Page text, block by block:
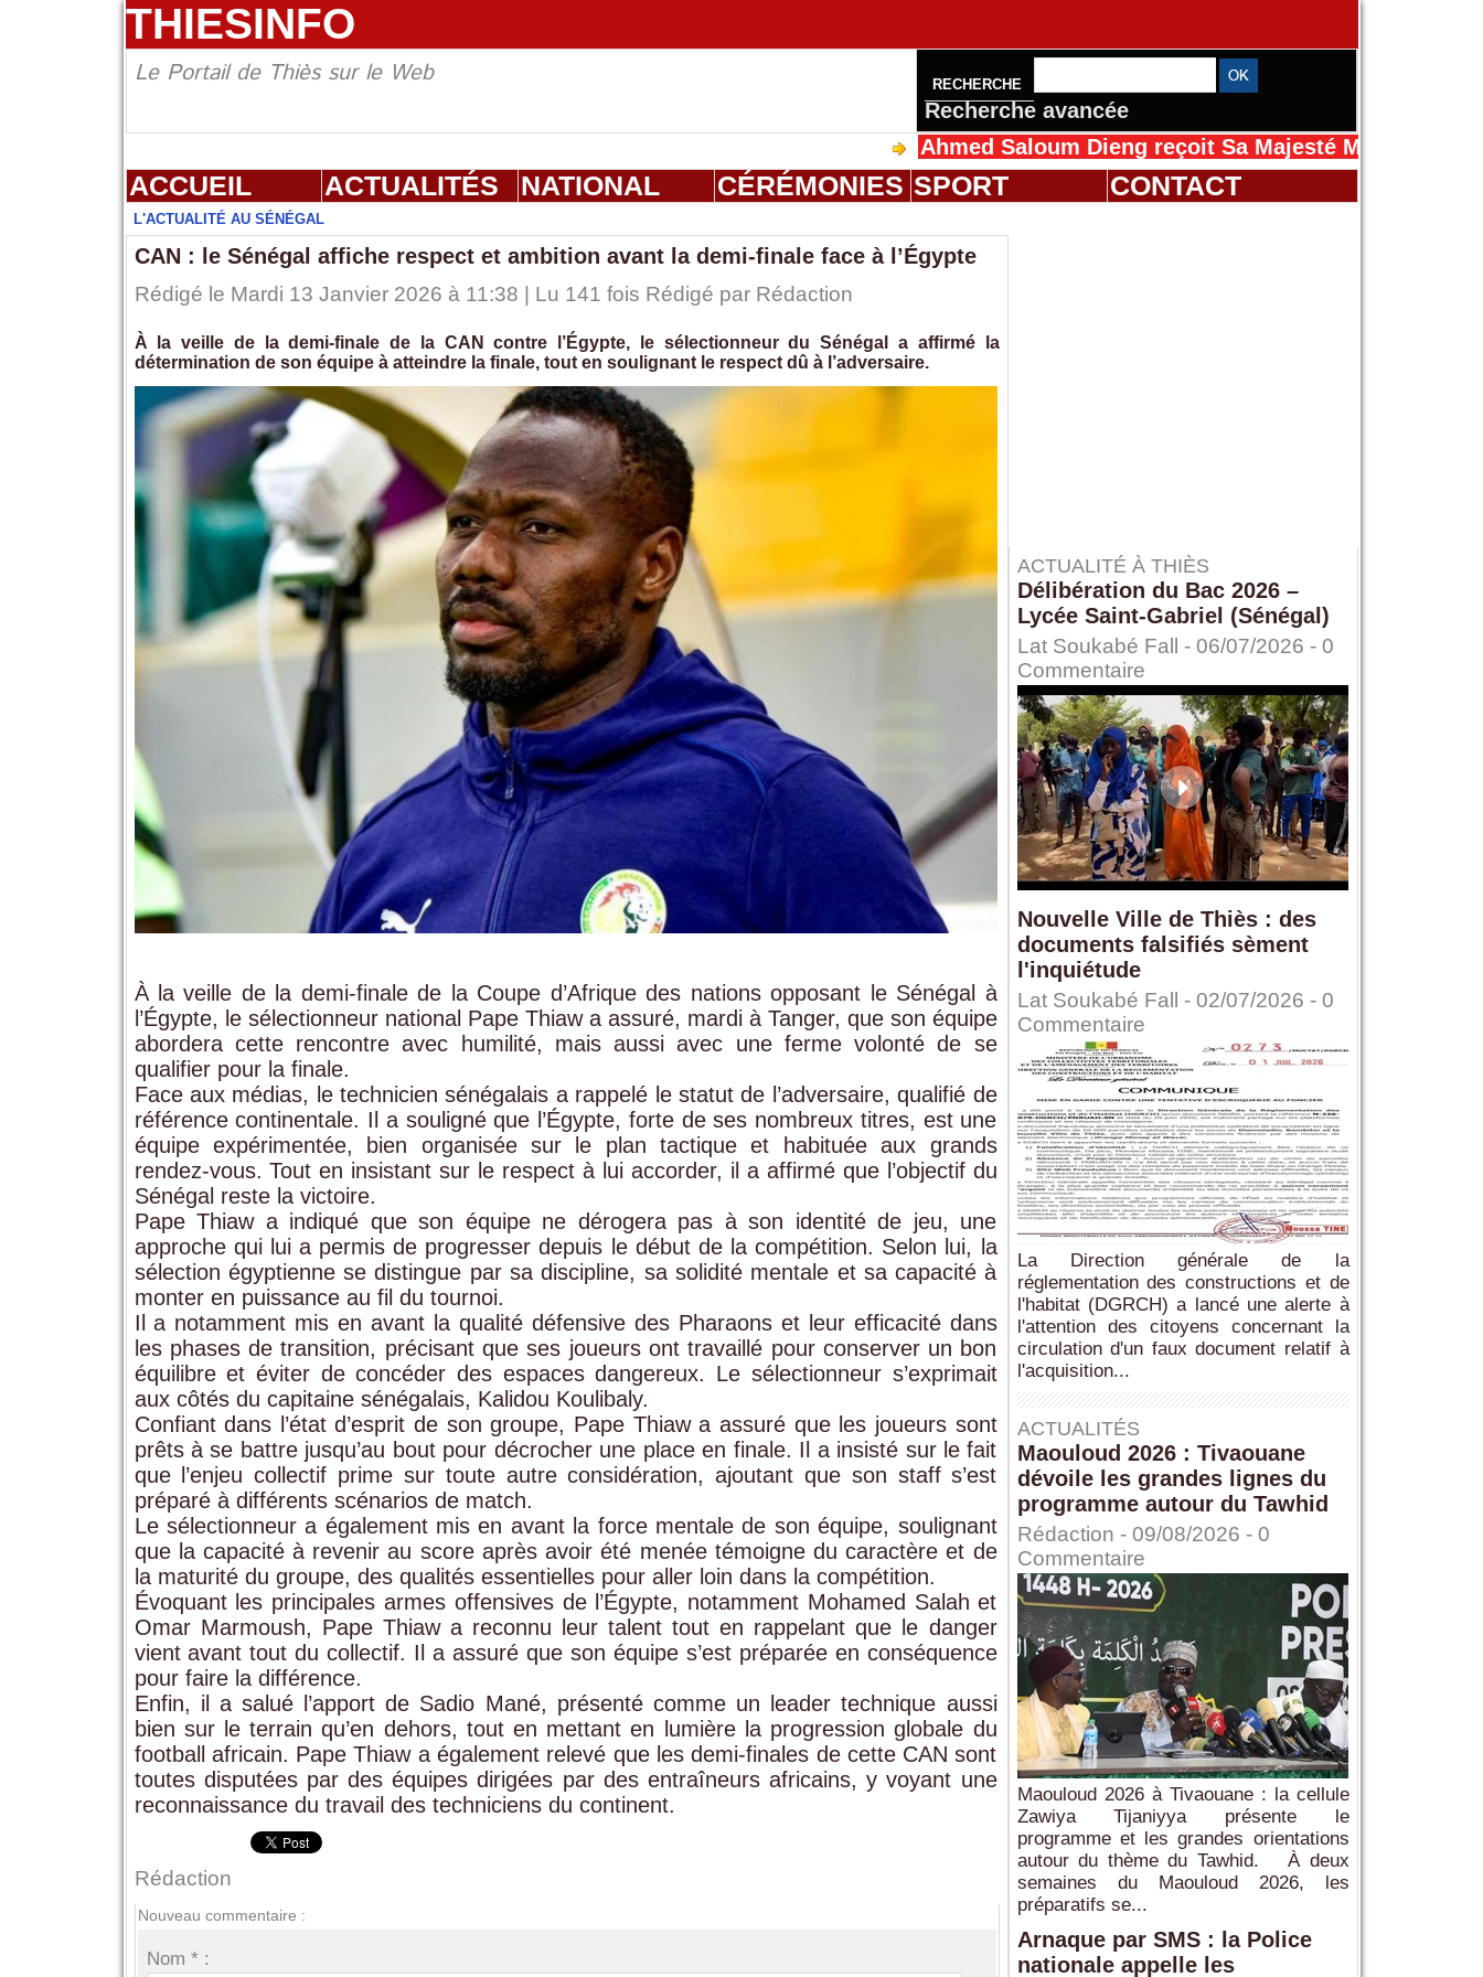
THIESINFO
Le Portail de Thiès sur le Web RECHERCHE
Recherche avancée
Ahmed Saloum Dieng reçoit Sa Majesté Mansah Cissé au
ACCUEIL ACTUALITÉS NATIONAL CÉRÉMONIES SPORT CONTACT
L'ACTUALITÉ AU SÉNÉGAL
CAN : le Sénégal affiche respect et ambition avant la demi-finale face à l’Égypte
Rédigé le Mardi 13 Janvier 2026 à 11:38 | Lu 141 fois Rédigé par Rédaction
À la veille de la demi-finale de la CAN contre l’Égypte, le sélectionneur du Sénégal a affirmé la
détermination de son équipe à atteindre la finale, tout en soulignant le respect dû à l’adversaire.
À la veille de la demi-finale de la Coupe d’Afrique des nations opposant le Sénégal à
l’Égypte, le sélectionneur national Pape Thiaw a assuré, mardi à Tanger, que son équipe
abordera cette rencontre avec humilité, mais aussi avec une ferme volonté de se
qualifier pour la finale.
Face aux médias, le technicien sénégalais a rappelé le statut de l’adversaire, qualifié de
référence continentale. Il a souligné que l’Égypte, forte de ses nombreux titres, est une
équipe expérimentée, bien organisée sur le plan tactique et habituée aux grands
rendez-vous. Tout en insistant sur le respect à lui accorder, il a affirmé que l’objectif du
Sénégal reste la victoire.
Pape Thiaw a indiqué que son équipe ne dérogera pas à son identité de jeu, une
approche qui lui a permis de progresser depuis le début de la compétition. Selon lui, la
sélection égyptienne se distingue par sa discipline, sa solidité mentale et sa capacité à
monter en puissance au fil du tournoi.
Il a notamment mis en avant la qualité défensive des Pharaons et leur efficacité dans
les phases de transition, précisant que ses joueurs ont travaillé pour conserver un bon
équilibre et éviter de concéder des espaces dangereux. Le sélectionneur s’exprimait
aux côtés du capitaine sénégalais, Kalidou Koulibaly.
Confiant dans l’état d’esprit de son groupe, Pape Thiaw a assuré que les joueurs sont
prêts à se battre jusqu’au bout pour décrocher une place en finale. Il a insisté sur le fait
que l’enjeu collectif prime sur toute autre considération, ajoutant que son staff s’est
préparé à différents scénarios de match.
Le sélectionneur a également mis en avant la force mentale de son équipe, soulignant
que la capacité à revenir au score après avoir été menée témoigne du caractère et de
la maturité du groupe, des qualités essentielles pour aller loin dans la compétition.
Évoquant les principales armes offensives de l’Égypte, notamment Mohamed Salah et
Omar Marmoush, Pape Thiaw a reconnu leur talent tout en rappelant que le danger
vient avant tout du collectif. Il a assuré que son équipe s’est préparée en conséquence
pour faire la différence.
Enfin, il a salué l’apport de Sadio Mané, présenté comme un leader technique aussi
bien sur le terrain qu’en dehors, tout en mettant en lumière la progression globale du
football africain. Pape Thiaw a également relevé que les demi-finales de cette CAN sont
toutes disputées par des équipes dirigées par des entraîneurs africains, y voyant une
reconnaissance du travail des techniciens du continent.
Rédaction
Nouveau commentaire :
Nom * :
ACTUALITÉ À THIÈS
Délibération du Bac 2026 –
Lycée Saint-Gabriel (Sénégal)
Lat Soukabé Fall - 06/07/2026 - 0
Commentaire
Nouvelle Ville de Thiès : des
documents falsifiés sèment
l'inquiétude
Lat Soukabé Fall - 02/07/2026 - 0
Commentaire
La Direction générale de la
réglementation des constructions et de
l'habitat (DGRCH) a lancé une alerte à
l'attention des citoyens concernant la
circulation d'un faux document relatif à
l'acquisition...
ACTUALITÉS
Maouloud 2026 : Tivaouane
dévoile les grandes lignes du
programme autour du Tawhid
Rédaction - 09/08/2026 - 0
Commentaire
Maouloud 2026 à Tivaouane : la cellule
Zawiya Tijaniyya présente le
programme et les grandes orientations
autour du thème du Tawhid. À deux
semaines du Maouloud 2026, les
préparatifs se...
Arnaque par SMS : la Police
nationale appelle les